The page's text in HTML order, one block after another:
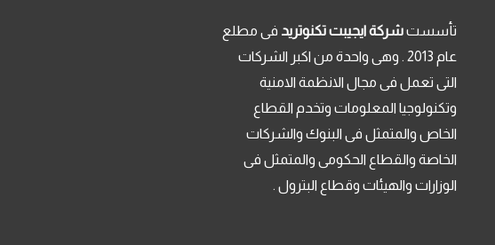
تأسستشركة ايجيبت تكنوتريد فى مطلع
عام 2013 . وهى واحدة من اكبر الشركات
التى تعمل فى مجال الانظمة الامنية
وتكنولوجيا المعلومات وتخدم القطاع
الخاص والمتمثل فى البنوك والشركات
الخاصة والقطاع الحكومى والمتمثل فى
الوزارات والهيئات وقطاع البترول .